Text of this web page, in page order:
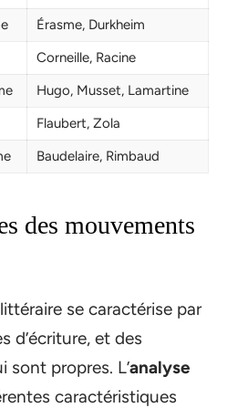
Érasme, Durkheim
Corneille, Racine
Hugo, Musset, Lamartine
Flaubert, Zola
Baudelaire, Rimbaud
des mouvements
se caractérise par
d’écriture, et des
sont propres. L’analyse
caractéristiques